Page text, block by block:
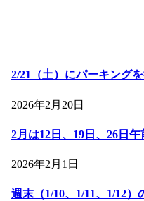
2/21（土）にパーキング
2026年2月20日
2月は12日、19日、26日
2026年2月1日
週末（1/10、1/11、1/12）